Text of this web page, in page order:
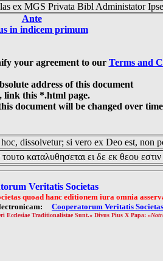
ex MGS Privata Bibl Administator
Ante
in indicem primum
your agreement to our Terms and
address of this document
link this *.html page.
document will be changed over
dissolvetur; si vero ex Deo est, non
καταλυθησεται ει δε εκ θεου
Veritatis Societas
quoad hanc editionem iura omnia
Cooperatorum Veritatis Societas
Ecclesiae Traditionalistae Sunt.» Divus Pius X Papa: «